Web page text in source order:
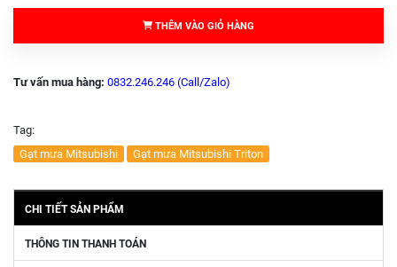
THÊM VÀO GIỎ HÀNG
Tư vấn mua hàng: 0832.246.246 (Call/Zalo)
Tag:
Gạt mưa Mitsubishi
Gạt mưa Mitsubishi Triton
CHI TIẾT SẢN PHẨM
THÔNG TIN THANH TOÁN